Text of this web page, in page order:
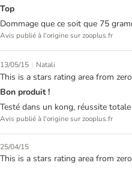
Top
Dommage que ce soit que 75
Avis publié à l'origine sur zooplus.fr
13/05/15 | Natali
This is a stars rating area from
Bon produit !
Testé dans un kong, réussite
Avis publié à l'origine sur zooplus.fr
25/04/15
This is a stars rating area from